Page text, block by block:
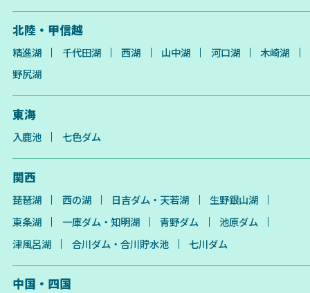
北陸・甲信越
精進湖 千代田湖 西湖 山中湖 河口湖
木崎湖
野尻湖
東海
入鹿池 七色ダム
関西
琵琶湖 西の湖 日吉ダム・天若湖
生野銀山湖
東条湖
一庫ダム・知明湖 青野ダム
池原ダム
津風呂湖
合川ダム・合川貯水池 七川ダム
中国・四国